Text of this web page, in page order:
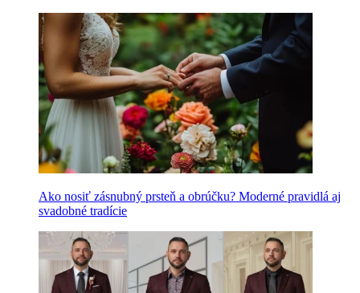
Ako nosiť zásnubný prsteň a obrúčku? Moderné pravidlá aj
svadobné tradície